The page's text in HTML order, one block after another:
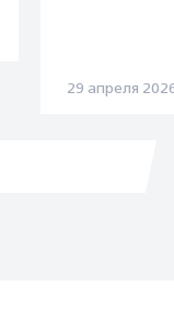
29 апреля